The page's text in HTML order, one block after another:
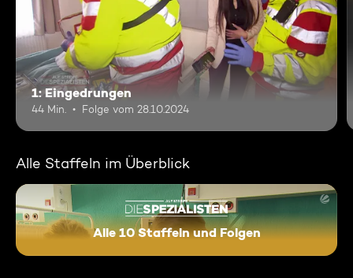
1: Eingedrungen
44 Min. Folge vom 28.10.2024
Alle Staffeln im Überblick
Auf Streife - Die Spezialisten
Alle 10 Staffeln und Folgen